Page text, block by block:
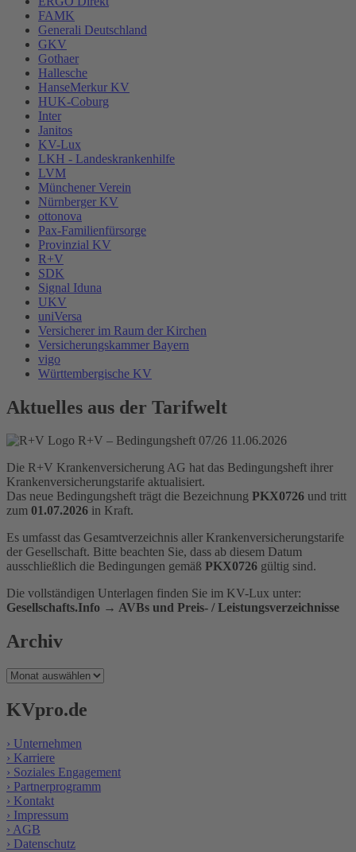
FAMK
Generali Deutschland
GKV
Gothaer
Hallesche
HanseMerkur KV
HUK-Coburg
Inter
Janitos
KV-Lux
LKH - Landeskrankenhilfe
LVM
Münchener Verein
Nürnberger KV
ottonova
Pax-Familienfürsorge
Provinzial KV
R+V
SDK
Signal Iduna
UKV
uniVersa
Versicherer im Raum der Kirchen
Versicherungskammer Bayern
vigo
Württembergische KV
Aktuelles aus der Tarifwelt
R+V – Bedingungsheft 07/26 11.06.2026
Die R+V Krankenversicherung AG hat das Bedingungsheft ihrer
Krankenversicherungstarife aktualisiert.
Das neue Bedingungsheft trägt die Bezeichnung PKX0726 und tritt
zum 01.07.2026 in Kraft.
Es umfasst das Gesamtverzeichnis aller Krankenversicherungstarife
der Gesellschaft. Bitte beachten Sie, dass ab diesem Datum
ausschließlich die Bedingungen gemäß PKX0726 gültig sind.
Die vollständigen Unterlagen finden Sie im KV-Lux unter:
Gesellschafts.Info → AVBs und Preis- / Leistungsverzeichnisse
Archiv
Archiv
KVpro.de
› Unternehmen
› Karriere
› Soziales Engagement
› Partnerprogramm
› Kontakt
› Impressum
› AGB
› Datenschutz